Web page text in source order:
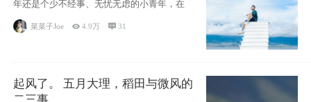
年还是个少不经事、无忧无虑的小青年，在
菜菜子Joe 4.9万  31
起风了。 五月大理，稻田与微风的